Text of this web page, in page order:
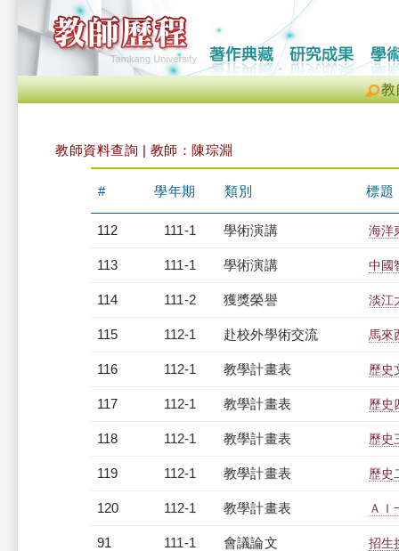
教
教師資料查詢 | 教師：陳琮淵
# 學年期 類別 標題
112 111-1 學術演講 海洋
113 111-1 學術演講 中國
114 111-2 獲獎榮譽 淡江
115 112-1 赴校外學術交流 馬來
116 112-1 教學計畫表 歷史
117 112-1 教學計畫表 歷史
118 112-1 教學計畫表 歷史
119 112-1 教學計畫表 歷史
120 112-1 教學計畫表 Ａ
91 111-1 會議論文 招生